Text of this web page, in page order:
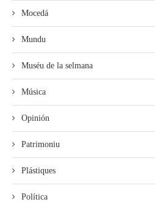
Mocedá
Mundu
Muséu de la selmana
Música
Opinión
Patrimoniu
Plástiques
Política